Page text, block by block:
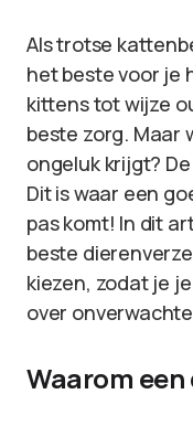
Als trotse
het beste voor je
kittens tot wijze
beste zorg. Maar
ongeluk krijgt?
Dit is waar een
pas komt! In dit
beste
kiezen, zodat je
over
Waarom